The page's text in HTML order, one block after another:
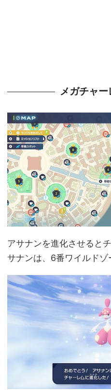
メガチャ
アサナンを進化させると
サナンは、6番ワイルドゾ